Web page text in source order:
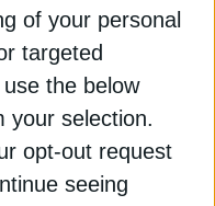
of your personal
targeted
the below
your selection.
opt-out request
seeing
ΒΑΣΙΛΕΙΟ